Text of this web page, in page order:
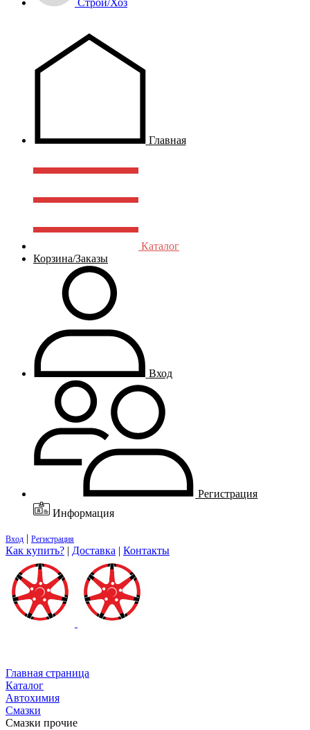
Строй/Хоз
Главная
Каталог
Корзина/Заказы
Вход
Регистрация
Информация
Вход | Регистрация
Как купить? | Доставка | Контакты
Главная страница
Каталог
Автохимия
Смазки
Смазки прочие